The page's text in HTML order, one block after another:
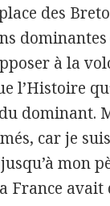
des
à la
l’Histoire
dominant.
car je
mon
France